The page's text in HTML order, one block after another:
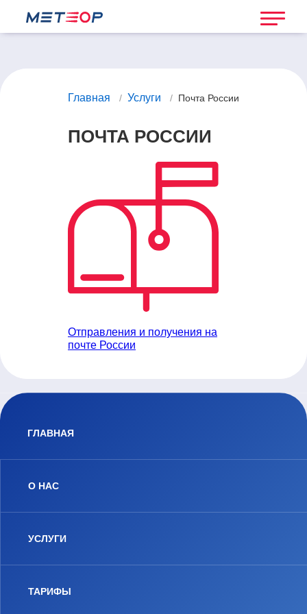
Главная / Услуги / Почта России
ПОЧТА РОССИИ
Отправления и получения на
почте России
ГЛАВНАЯ
О НАС
УСЛУГИ
ТАРИФЫ